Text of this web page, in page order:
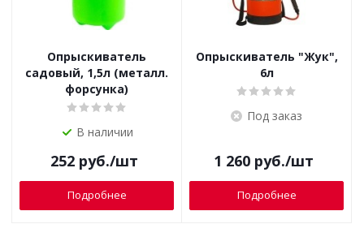
Опрыскиватель
садовый, 1,5л (металл.
форсунка)
В наличии
252руб./шт
Подробнее
Опрыскиватель "Жук",
6л
Под заказ
1 260 руб./шт
Подробнее